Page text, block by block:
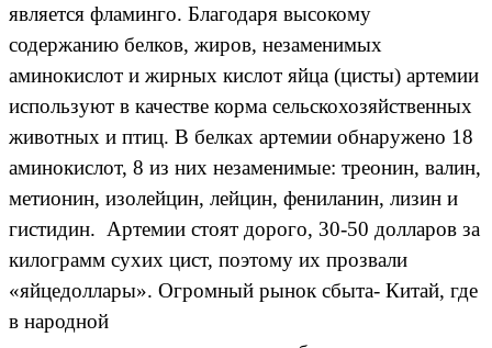
является фламинго. Благодаря высокому
содержанию белков, жиров, незаменимых
аминокислот и жирных кислот яйца (цисты) артемии
используют в качестве корма сельскохозяйственных
животных и птиц. В белках артемии обнаружено 18
аминокислот, 8 из них незаменимые: треонин, валин,
метионин, изолейцин, лейцин, фениланин, лизин и
гистидин. Артемии стоят дорого, 30-50 долларов за
килограмм сухих цист, поэтому их прозвали
«яйцедоллары». Огромный рынок сбыта- Китай, где
в народной